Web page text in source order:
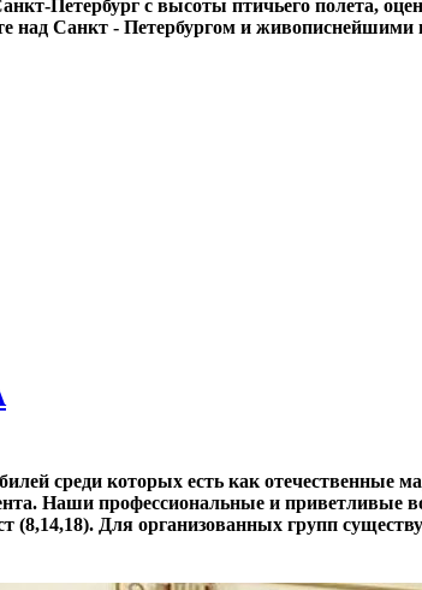
Петербург с высоты птичьего полета,
над Санкт - Петербургом и
среди которых есть как
Наши профессиональные и приветливые
Для организованных групп